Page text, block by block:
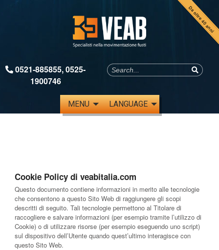
Da oltre 40 anni
0521-885855,0525-
1900746
MENU LANGUAGE
Cookie Policy di veabitalia.com
Questo documento contiene informazioni in merito alle tecnologie
che consentono a questo Sito Web di raggiungere gli scopi
descritti di seguito. Tali tecnologie permettono al Titolare di
raccogliere e salvare informazioni (per esempio tramite l’utilizzo di
Cookie) o di utilizzare risorse (per esempio eseguendo uno script)
sul dispositivo dell’Utente quando quest’ultimo interagisce con
questo Sito Web.